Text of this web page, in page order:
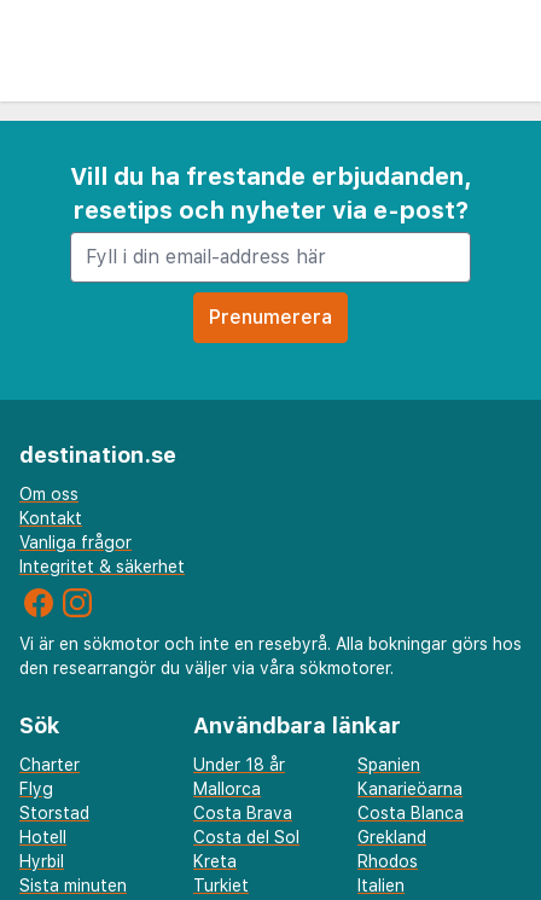
Vill du ha frestande erbjudanden,
resetips och nyheter via e-post?
destination.se
Om oss
Kontakt
Vanliga frågor
Integritet & säkerhet
Vi är en sökmotor och inte en resebyrå. Alla bokningar görs hos
den researrangör du väljer via våra sökmotorer.
Sök
Charter
Flyg
Storstad
Hotell
Hyrbil
Sista minuten
Användbara länkar
Under 18 år
Spanien
Mallorca
Kanarieöarna
Costa Brava
Costa Blanca
Costa del Sol
Grekland
Kreta
Rhodos
Turkiet
Italien